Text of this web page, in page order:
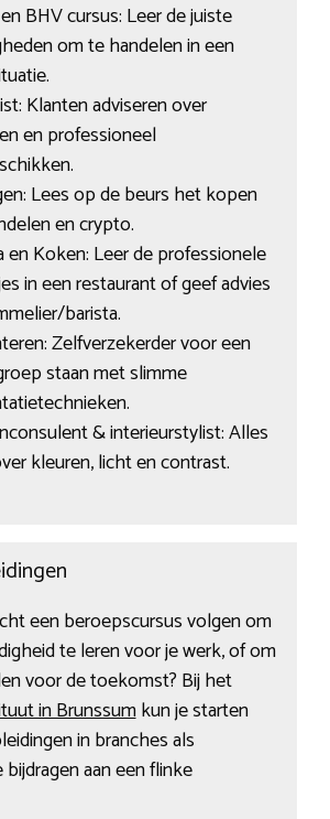
BHV cursus: Leer de juiste
om te handelen in een
Klanten adviseren over
en professioneel
Lees op de beurs het kopen
en crypto.
en Koken: Leer de professionele
in een restaurant of geef advies
barista.
Zelfverzekerder voor een
staan met slimme
& interieurstylist: Alles
kleuren, licht en contrast.
een beroepscursus volgen om
te leren voor je werk, of om
voor de toekomst? Bij het
in Brunssumkun je starten
in branches als
bijdragen aan een flinke